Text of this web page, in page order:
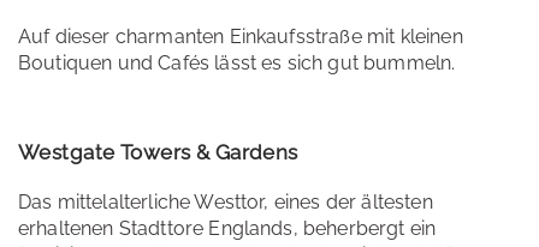
Auf dieser charmanten Einkaufsstraße mit kleinen
Boutiquen und Cafés lässt es sich gut bummeln.
Westgate Towers & Gardens
Das mittelalterliche Westtor, eines der ältesten
erhaltenen Stadttore Englands, beherbergt ein